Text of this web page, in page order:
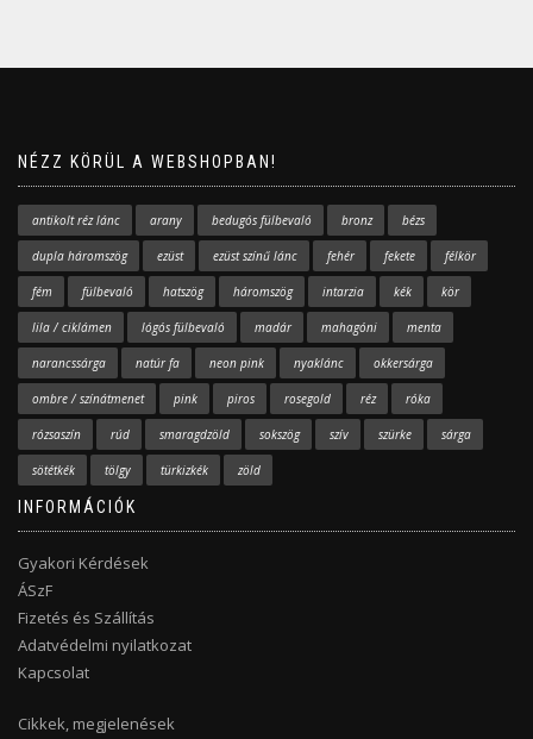
NÉZZ KÖRÜL A WEBSHOPBAN!
antikolt réz lánc arany bedugós fülbevaló bronz bézs
dupla háromszög ezüst ezüst színű lánc fehér fekete félkör
fém fülbevaló hatszög háromszög intarzia kék kör
lila / ciklámen lógós fülbevaló madár mahagóni menta
narancssárga natúr fa neon pink nyaklánc okkersárga
ombre / színátmenet pink piros rosegold réz róka
rózsaszín rúd smaragdzöld sokszög szív szürke sárga
sötétkék tölgy türkizkék zöld
INFORMÁCIÓK
Gyakori Kérdések
ÁSzF
Fizetés és Szállítás
Adatvédelmi nyilatkozat
Kapcsolat
Cikkek, megjelenések